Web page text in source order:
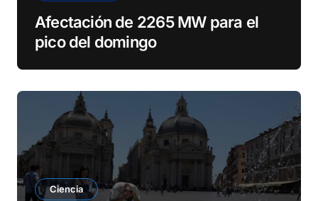
Afectación de 2265 MW para el
pico del domingo
Ciencia